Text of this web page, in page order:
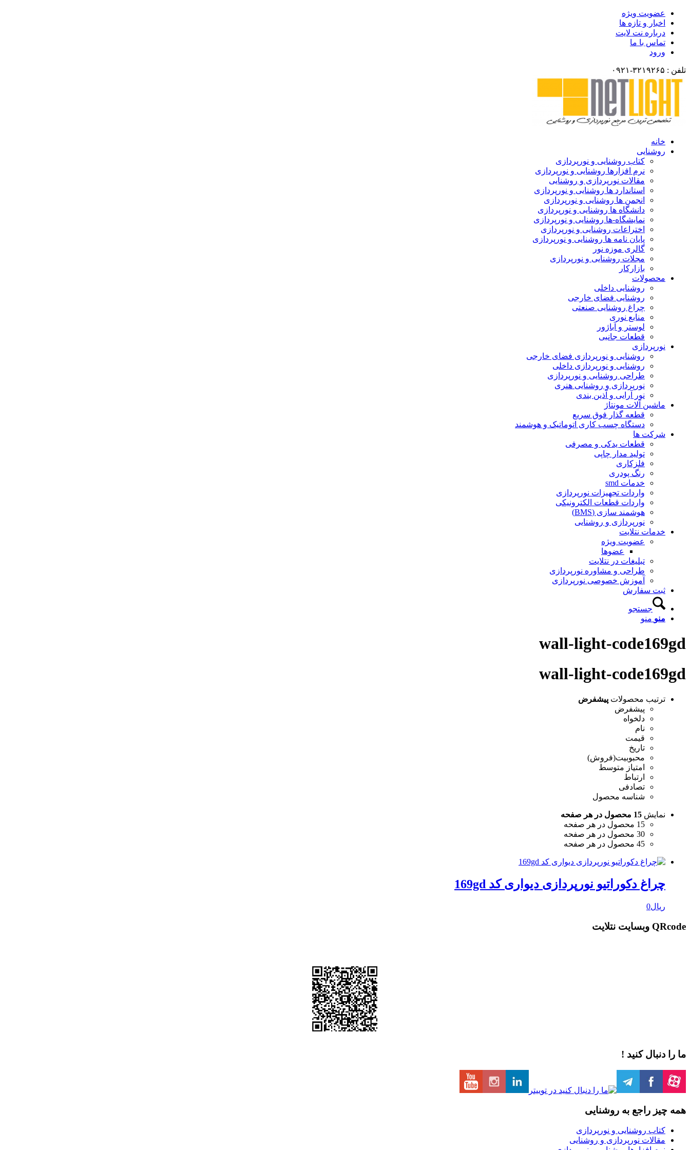
عضویت ویژه
اخبار و تازه ها
درباره نت لایت
تماس با ما
ورود
تلفن : ۳۲۱۹۲۶۵-۰۹۲۱
خانه
روشنایی
کتاب روشنایی و نورپردازی
نرم افزارها روشنایی و نورپردازی
مقالات نورپردازی و روشنایی
استاندارد ها روشنایی و نورپردازی
انجمن ها روشنایی و نورپردازی
دانشگاه ها روشنایی و نورپردازی
نمایشگاه-ها روشنایی و نورپردازی
اختراعات روشنایی و نورپردازی
پایان نامه ها روشنایی و نورپردازی
گالری موزه نور
مجلات روشنایی و نورپردازی
بازارکار
محصولات
روشنایی داخلی
روشنایی فضای خارجی
چراغ روشنایی صنعتی
منابع نوری
لوستر و آباژور
قطعات جانبی
نورپردازی
روشنایی و نورپردازی فضای خارجی
روشنایی و نورپردازی داخلی
طراحی روشنایی و نورپردازی
نورپردازی و روشنایی هنری
نور آرایی و آذین بندی
ماشین آلات مونتاژ
قطعه گذار فوق سریع
دستگاه چسب کاری اتوماتیک و هوشمند
شرکت ها
قطعات یدکی و مصرفی
تولید مدار چاپی
فلزکاری
رنگ پودری
خدمات smd
واردات تجهیزات نورپردازی
واردات قطعات الکترونیکی
هوشمند سازی (BMS)
نورپردازی و روشنایی
خدمات نتلایت
عضویت ویژه
عضوها
تبلیغات در نتلایت
طراحی و مشاوره نورپردازی
آموزش خصوصی نورپردازی
ثبت سفارش
جستجو
منو منو
wall-light-code169gd
wall-light-code169gd
ترتیب محصولات پیشفرض
پیشفرض
دلخواه
نام
قیمت
تاریخ
محبوبیت(فروش)
امتیاز متوسط
ارتباط
تصادفی
شناسه محصول
نمایش 15 محصول در هر صفحه
15 محصول در هر صفحه
30 محصول در هر صفحه
45 محصول در هر صفحه
چراغ دکوراتیو نورپردازی دیواری کد 169gd
ریال0
QRcode وبسایت نتلایت
ما را دنبال کنید !
همه چیز راجع به روشنایی
کتاب روشنایی و نورپردازی
مقالات نورپردازی و روشنایی